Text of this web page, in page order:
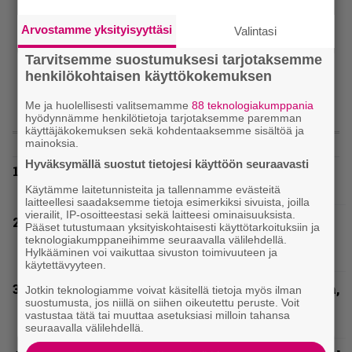
LUETUIMMAT
Loppuvuoden Hellsinki Metal Cruisen
esiintyjät julki
Hellsinki Metal Festival kuvina, osa 1 –
Accept, Carcass, Black Label Society ja muita
avauspäivän esiintyjiä
Hellsinki Metal Festival kuvina, osa 2: Opeth,
Misþyrming, Eluveitie, Triptykon ja muita
lauantain esiintyjiä
Arvostamme yksityisyyttäsi Valintasi
Tarvitsemme suostumuksesi tarjotaksemme
henkilökohtaisen käyttökokemuksen
Me ja huolellisesti valitsemamme88 teknologiakumppania
hyödynnämme henkilötietoja tarjotaksemme paremman
käyttäjäkokemuksen sekä kohdentaaksemme sisältöä ja
mainoksia.
Hyväksymällä suostut tietojesi käyttöön seuraavasti
Käytämme laitetunnisteita ja tallennamme evästeitä
laitteellesi saadaksemme tietoja esimerkiksi sivuista, joilla
vierailit, IP-osoitteestasi sekä laitteesi ominaisuuksista.
Pääset tutustumaan yksityiskohtaisesti käyttötarkoituksiin ja
teknologiakumppaneihimme seuraavalla välilehdellä.
Hylkääminen voi vaikuttaa sivuston toimivuuteen ja
käytettävyyteen.
Jotkin teknologiamme voivat käsitellä tietoja myös ilman
suostumusta, jos niillä on siihen oikeutettu peruste. Voit
vastustaa tätä tai muuttaa asetuksiasi milloin tahansa
seuraavalla välilehdellä.